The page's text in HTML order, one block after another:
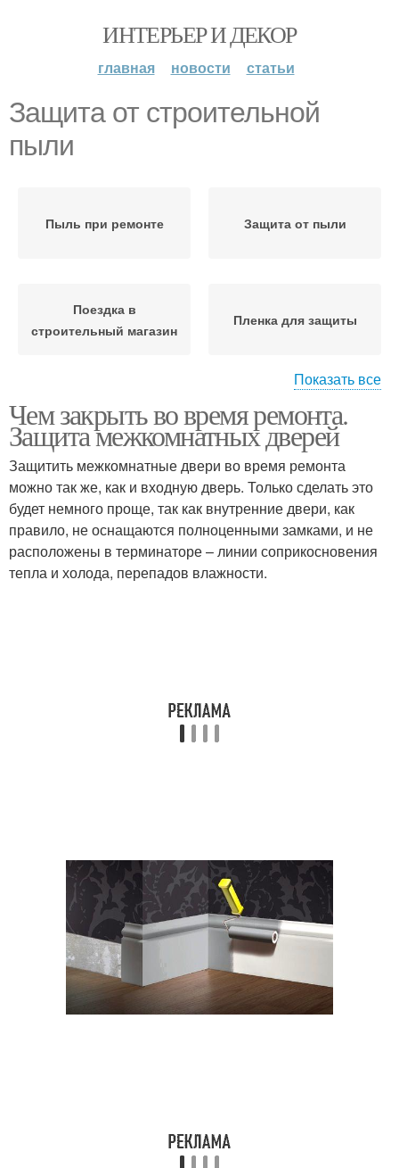
ИНТЕРЬЕР И ДЕКОР
главная новости статьи
Защита от строительной
пыли
Пыль при ремонте Защита от пыли
Поездка в
строительный магазин
Пленка для защиты
Защита с помощью Пыль во время
Показать все
Чем закрыть во время ремонта.
Защита межкомнатных дверей
Защитить межкомнатные двери во время ремонта
можно так же, как и входную дверь. Только сделать это
будет немного проще, так как внутренние двери, как
правило, не оснащаются полноценными замками, и не
расположены в терминаторе – линии соприкосновения
тепла и холода, перепадов влажности.